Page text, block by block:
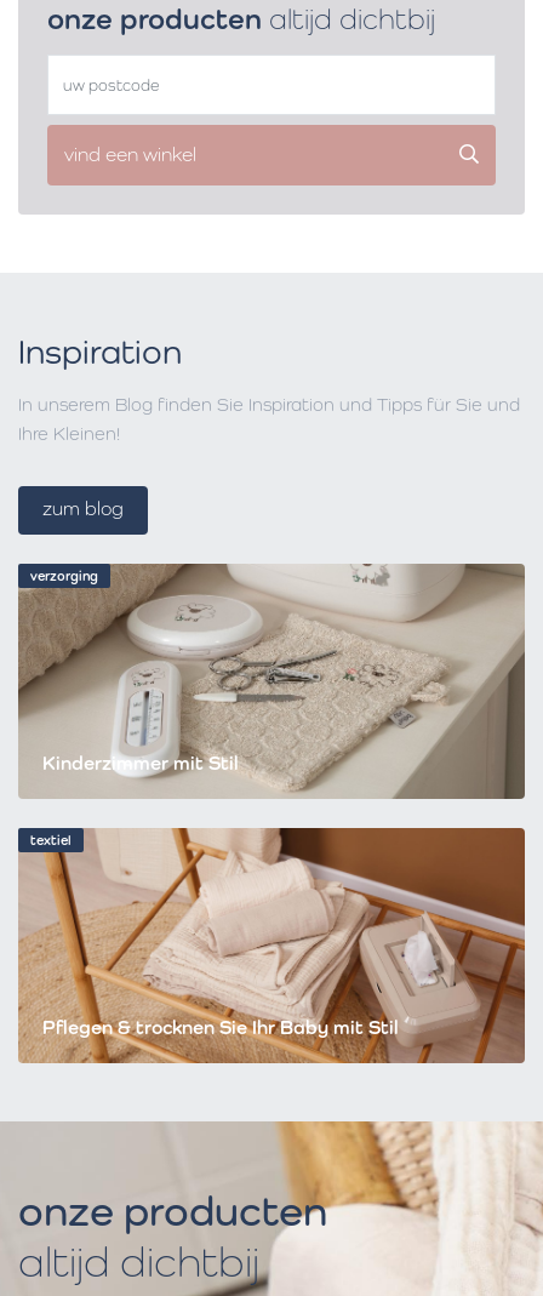
onze producten altijd dichtbij
vind een winkel
verzorging
Kinderzimmer mit Stil
textiel
Pflegen & trocknen Sie Ihr Baby mit Stil
Inspiration
In unserem Blog finden Sie Inspiration und Tipps für Sie und
Ihre Kleinen!
zum blog
onze producten
altijd dichtbij